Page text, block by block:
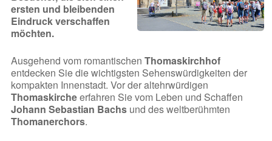
ersten und bleibenden
Eindruck verschaffen
möchten.
Ausgehend vom romantischen Thomaskirchhof
entdecken Sie die wichtigsten Sehenswürdigkeiten der
kompakten Innenstadt. Vor der altehrwürdigen
Thomaskircheerfahren Sie vom Leben und Schaffen
Johann Sebastian Bachsund des weltberühmten
Thomanerchors.